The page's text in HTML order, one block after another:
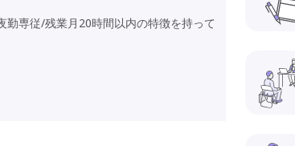
勤専従/残業月20時間以内の特徴を持って